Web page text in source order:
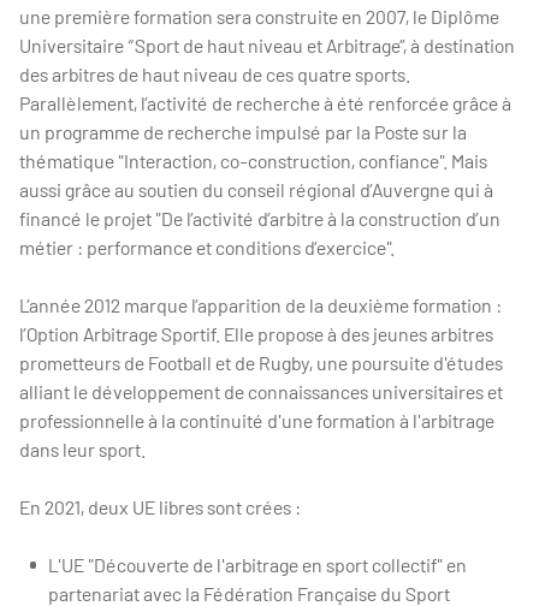
une première formation sera construite en 2007, le Diplôme
Universitaire “Sport de haut niveau et Arbitrage”, à destination
des arbitres de haut niveau de ces quatre sports.
Parallèlement, l’activité de recherche à été renforcée grâce à
un programme de recherche impulsé par la Poste sur la
thématique "Interaction, co-construction, confiance". Mais
aussi grâce au soutien du conseil régional d’Auvergne qui à
financé le projet "De l’activité d’arbitre à la construction d’un
métier : performance et conditions d’exercice".
L’année 2012 marque l’apparition de la deuxième formation :
l’Option Arbitrage Sportif. Elle propose à des jeunes arbitres
prometteurs de Football et de Rugby, une poursuite d'études
alliant le développement de connaissances universitaires et
professionnelle à la continuité d'une formation à l'arbitrage
dans leur sport.
En 2021, deux UE libres sont crées :
L'UE "Découverte de l'arbitrage en sport collectif" en
partenariat avec la Fédération Française du Sport